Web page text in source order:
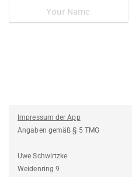
Impressum der App
Angaben gemäß § 5 TMG
Uwe Schwirtzke
Weidenring 9